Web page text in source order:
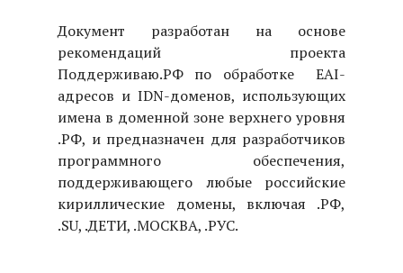
Документ разработан на основе
рекомендаций проекта
Поддерживаю.РФ по обработке EAI-
адресов и IDN-доменов, использующих
имена в доменной зоне верхнего уровня
.РФ, и предназначен для разработчиков
программного обеспечения,
поддерживающего любые российские
кириллические домены, включая .РФ,
.SU, .ДЕТИ, .МОСКВА, .РУС.